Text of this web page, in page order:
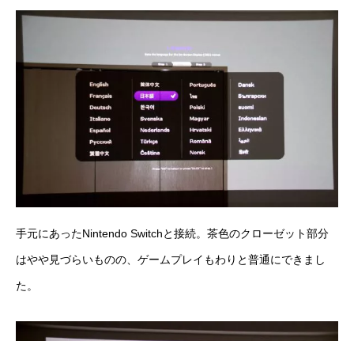
手元にあったNintendo Switchと接続。茶色のクローゼット部分
はやや見づらいものの、ゲームプレイもわりと普通にできまし
た。